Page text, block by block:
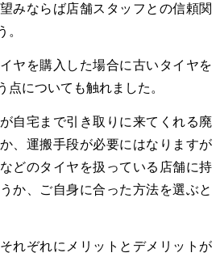
みならば店舗スタッフとの信頼関
。
ヤを購入した場合に古いタイヤを
点についても触れました。
自宅まで引き取りに来てくれる廃
、運搬手段が必要にはなりますが
どのタイヤを扱っている店舗に持
か、ご自身に合った方法を選ぶと
れぞれにメリットとデメリットが